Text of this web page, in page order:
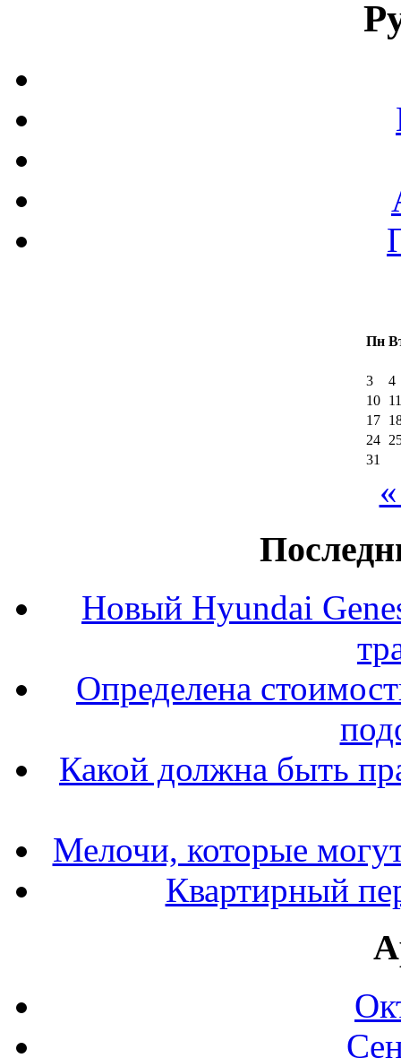
Пн
3
4
10
11
17
24
31
Новый Hyundai
Определена
Какой должна быть
Мелочи, которые
Квартирный